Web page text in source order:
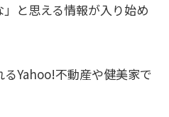
と思える情報が入り始め
Yahoo!不動産や健美家で